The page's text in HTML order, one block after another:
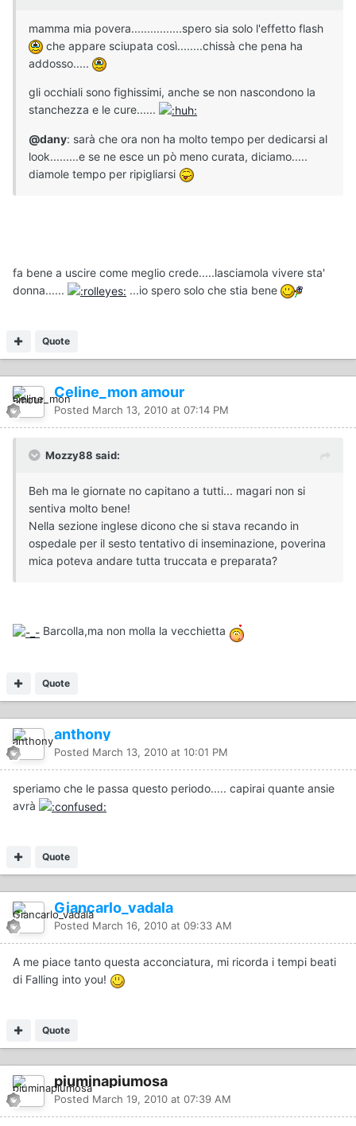
mamma mia povera................spero sia solo l'effetto flash
che appare sciupata così........chissà che pena ha
addosso.....
gli occhiali sono fighissimi, anche se non nascondono la
stanchezza e le cure......
@dany: sarà che ora non ha molto tempo per dedicarsi al
look.........e se ne esce un pò meno curata, diciamo.....
diamole tempo per ripigliarsi
fa bene a uscire come meglio crede.....lasciamola vivere sta'
donna......
...io spero solo che stia bene
Quote
Celine_mon amour
Posted March 13, 2010 at 07:14 PM
Mozzy88 said:
Beh ma le giornate no capitano a tutti... magari non si
sentiva molto bene!
Nella sezione inglese dicono che si stava recando in
ospedale per il sesto tentativo di inseminazione, poverina
mica poteva andare tutta truccata e preparata?
Barcolla,ma non molla la vecchietta
Quote
anthony
Posted March 13, 2010 at 10:01 PM
speriamo che le passa questo periodo..... capirai quante ansie
avrà
Quote
Giancarlo_vadala
Posted March 16, 2010 at 09:33 AM
A me piace tanto questa acconciatura, mi ricorda i tempi beati
di Falling into you!
Quote
piuminapiumosa
Posted March 19, 2010 at 07:39 AM